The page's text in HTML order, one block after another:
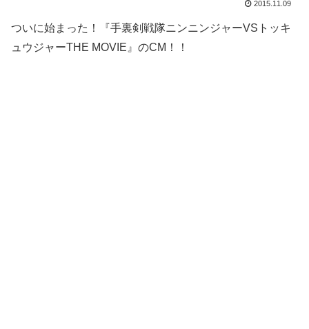
2015.11.09
ついに始まった！『手裏剣戦隊ニンニンジャーVSトッキ
ュウジャーTHE MOVIE』のCM！！